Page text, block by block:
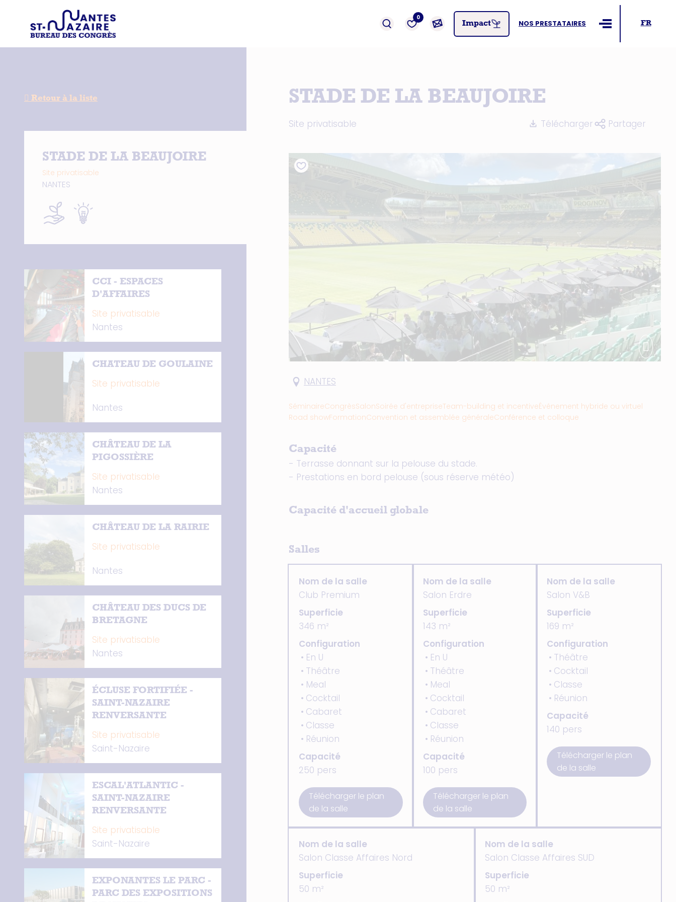
0
Impact
NOS PRESTATAIRES Ouvrir le menu
FR
Retour à la liste
STADE DE LA BEAUJOIRE
Site privatisable
NANTES
CCI - ESPACES
D'AFFAIRES
Site privatisable
Nantes
CHATEAU DE GOULAINE
Site privatisable
Nantes
CHÂTEAU DE LA
PIGOSSIÈRE
Site privatisable
Nantes
CHÂTEAU DE LA RAIRIE
Site privatisable
Nantes
CHÂTEAU DES DUCS DE
BRETAGNE
Site privatisable
Nantes
ÉCLUSE FORTIFIÉE -
SAINT-NAZAIRE
RENVERSANTE
Site privatisable
Saint-Nazaire
ESCAL'ATLANTIC -
SAINT-NAZAIRE
RENVERSANTE
Site privatisable
Saint-Nazaire
EXPONANTES LE PARC -
PARC DES EXPOSITIONS
STADE DE LA BEAUJOIRE
Site privatisable Télécharger Partager
NANTES
SéminaireCongrèsSalonSoirée d'entrepriseTeam-building et incentiveÉvénement hybride ou virtuel
Road showFormationConvention et assemblée généraleConférence et colloque
Capacité
- Terrasse donnant sur la pelouse du stade.
- Prestations en bord pelouse (sous réserve météo)
Capacité d'accueil globale
Salles
Nom de la salle
Club Premium
Superficie
346 m²
Configuration
En U
Théâtre
Meal
Cocktail
Cabaret
Classe
Réunion
Capacité
250 pers
Télécharger le plan
de la salle
Nom de la salle
Salon Erdre
Superficie
143 m²
Configuration
En U
Théâtre
Meal
Cocktail
Cabaret
Classe
Réunion
Capacité
100 pers
Télécharger le plan
de la salle
Nom de la salle
Salon V&B
Superficie
169 m²
Configuration
Théâtre
Cocktail
Classe
Réunion
Capacité
140 pers
Télécharger le plan
de la salle
Nom de la salle
Salon Classe Affaires Nord
Superficie
50 m²
Nom de la salle
Salon Classe Affaires SUD
Superficie
50 m²